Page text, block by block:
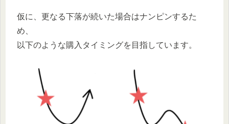
仮に、更なる下落が続いた場合はナンピンするた
め、
以下のような購入タイミングを目指しています。